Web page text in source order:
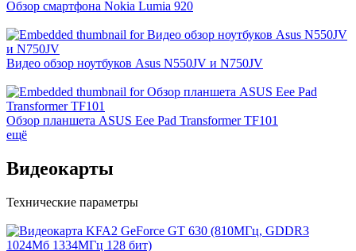
Обзор смартфона Nokia Lumia 920
Видео обзор ноутбуков Asus N550JV и N750JV
Обзор планшета ASUS Eee Pad Transformer TF101
ещё
Видеокарты
Технические параметры